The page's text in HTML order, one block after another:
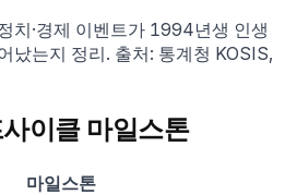
치·경제 이벤트가 1994년생 인생
났는지 정리. 출처: 통계청 KOSIS,
이클 마일스톤
마일스톤